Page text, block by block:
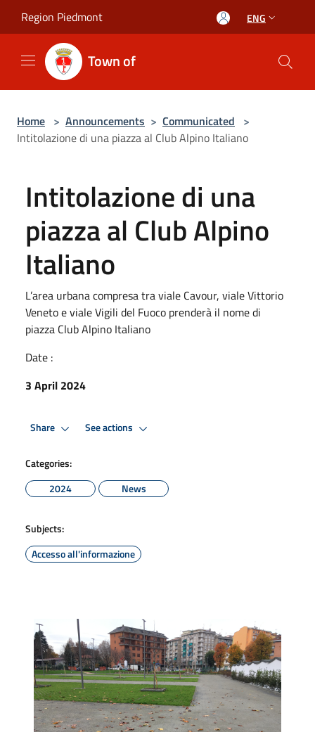
Region Piedmont ENG
Town of
Home > Announcements > Communicated >
Intitolazione di una piazza al Club Alpino Italiano
Intitolazione di una
piazza al Club Alpino
Italiano
L’area urbana compresa tra viale Cavour, viale Vittorio
Veneto e viale Vigili del Fuoco prenderà il nome di
piazza Club Alpino Italiano
Date :
3 April 2024
Share See actions
Categories:
2024
News
Subjects:
Accesso all'informazione